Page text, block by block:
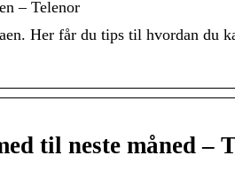
– Telenor
Her får du tips til hvordan du
til neste måned –